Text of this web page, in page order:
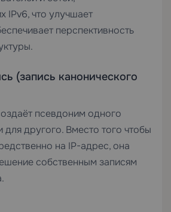
что улучшает
перспективность
(запись канонического
псевдоним одного
другого. Вместо того чтобы
на IP-адрес, она
собственным записям